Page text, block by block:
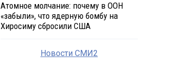
Атомное молчание: почему в ООН
«забыли», что ядерную бомбу на
Хиросиму сбросили США
Новости СМИ2